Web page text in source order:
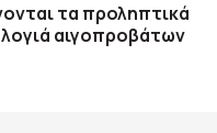
τα προληπτικά
αιγοπροβάτων